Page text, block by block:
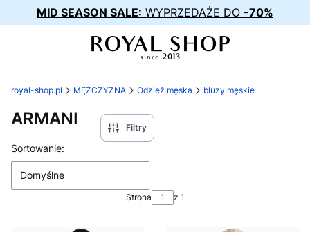
MID SEASON SALE: WYPRZEDAŻE DO -70%
royal-shop.pl MĘŻCZYZNA Odzież męska bluzy męskie
ARMANI Filtry
Lista produktów
Sortowanie:
Domyślne
Strona z 1